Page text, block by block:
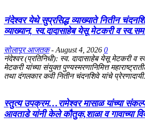
नंदेश्वर येथे सुप्रसिद्ध व्याख्याते नितीन
व्याख्यान, स्व.दादासाहेब येसू मेटकरी व
सोलापूर आजतक - August 4, 2026 0
नंदेश्वर (प्रतिनिधी): स्व. दादासाहेब येसू मेटकरी व
मेटकरी यांच्या संयुक्त पुण्यस्मरणानिमित्त
तथा दंगलकार कवी नितीन चंदनशिवे यांचे
स्तुत्य उपक्रम…रामेश्वर मासाळ यांच्या
आवताडे यांनी केले कौतुक,शाळा व गावाच्या